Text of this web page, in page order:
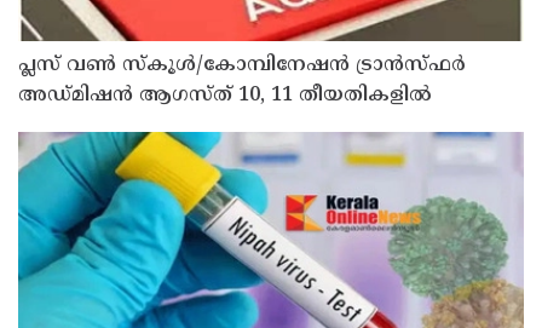
പ്ലസ് വൺ സ്‌കൂൾ/കോമ്പിനേഷൻ ട്രാൻസ്ഫർ
അഡ്മിഷൻ ആഗസ്ത് 10, 11 തീയതികളിൽ